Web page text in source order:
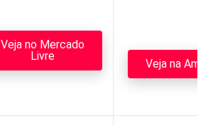
Veja no Mercado
Livre
Veja na